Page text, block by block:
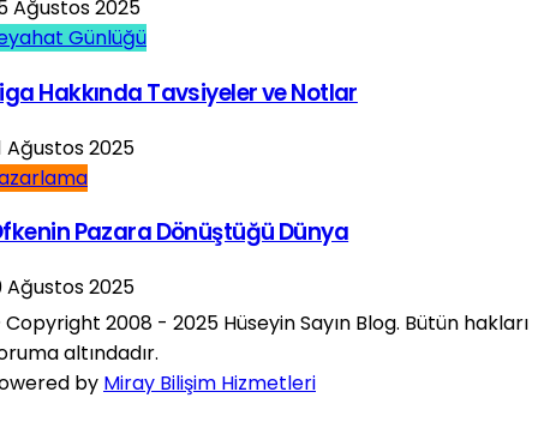
Ağustos 2025
Günlüğü
Hakkında Tavsiyeler ve Notlar
Ağustos 2025
Pazara Dönüştüğü Dünya
Ağustos 2025
2008 - 2025 Hüseyin Sayın Blog. Bütün hakları
altındadır.
by Miray Bilişim Hizmetleri